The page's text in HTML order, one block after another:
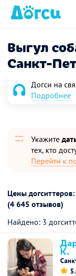
Выгул
Санкт-
Догси на
Подробнее
Укажите
тех, кто
Перейти к
Цены догситтеров:
(4 645 отзывов)
Найдено: 3
К.